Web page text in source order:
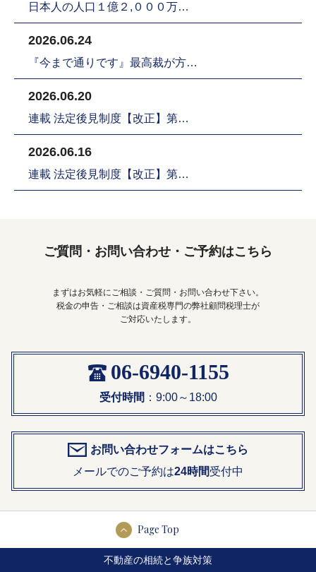
日本人の人口１億２,０００万…
2026.06.24
『今まで通りです』最高裁が方…
2026.06.20
連載 法定後見制度【改正】第…
2026.06.16
連載 法定後見制度【改正】第…
ご質問・お問い合わせ・ご予約はこちら
まずはお気軽にご相談・ご質問・お問い合わせ下さい。
税金の申告・ご相談は資産税専門の弊社顧問税理士が
ご対応いたします。
06-6940-1155
受付時間 ：9:00～18:00
お問い合わせフォームはこちら
メールでのご予約は24時間受付中
Page Top
不動産の相続と争族対策